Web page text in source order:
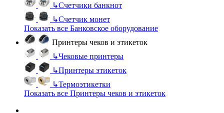
↳Счетчики банкнот
↳Счетчик монет
Показать все Банковское оборудование
Принтеры чеков и этикеток
↳Чековые принтеры
↳Принтеры этикеток
↳Термоэтикетки
Показать все Принтеры чеков и этикеток